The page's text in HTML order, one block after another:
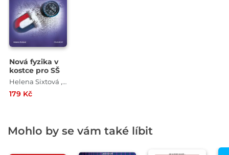
Nová fyzika v
kostce pro SŠ
Helena Sixtová , Roman Sixta
179 Kč
Mohlo by se vám také líbit